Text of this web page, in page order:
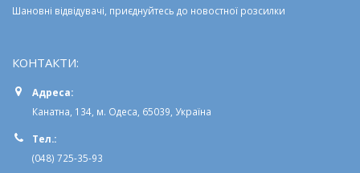
Шановні відвідувачі, приєднуйтесь до новостної розсилки
КОНТАКТИ:
Адреса:
Канатна, 134, м. Одеса, 65039, Україна
Тел.:
(048) 725-35-93